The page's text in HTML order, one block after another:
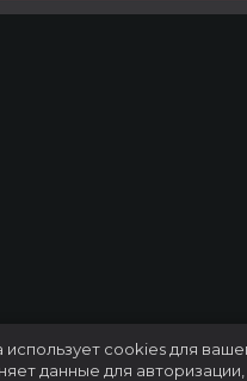
использует cookies для
данные для авторизации,